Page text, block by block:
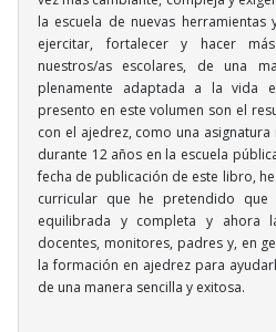
la escuela de nuevas herramientas
ejercitar, fortalecer y hacer
nuestros/as escolares, de una
plenamente adaptada a la vida
presento en este volumen son el
con el ajedrez, como una
durante 12 años en la escuela
fecha de publicación de este libro,
curricular que he pretendido que
equilibrada y completa y ahora
docentes, monitores, padres y, en
la formación en ajedrez para
de una manera sencilla y exitosa.